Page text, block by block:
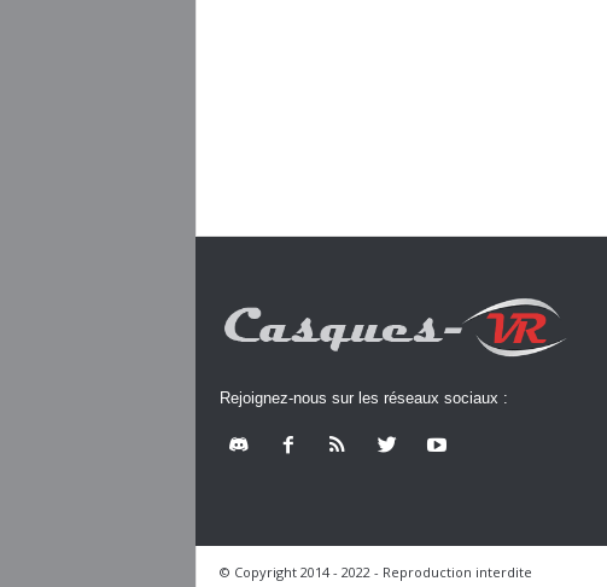
Rejoignez-nous sur les réseaux sociaux :
© Copyright 2014 - 2022 - Reproduction interdite